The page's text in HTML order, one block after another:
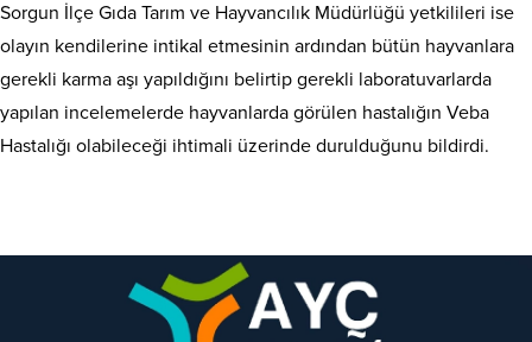
Sorgun İlçe Gıda Tarım ve Hayvancılık Müdürlüğü yetkilileri ise
olayın kendilerine intikal etmesinin ardından bütün hayvanlara
gerekli karma aşı yapıldığını belirtip gerekli laboratuvarlarda
yapılan incelemelerde hayvanlarda görülen hastalığın Veba
Hastalığı olabileceği ihtimali üzerinde durulduğunu bildirdi.